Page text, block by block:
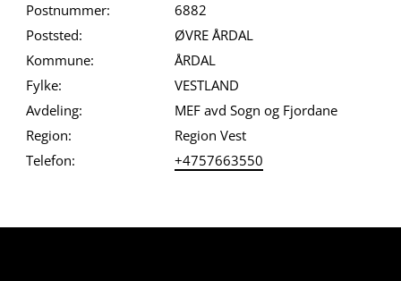
Postnummer:
6882
Poststed:
ØVRE ÅRDAL
Kommune:
ÅRDAL
Fylke:
VESTLAND
Avdeling:
MEF avd Sogn og Fjordane
Region:
Region Vest
Telefon:
+4757663550